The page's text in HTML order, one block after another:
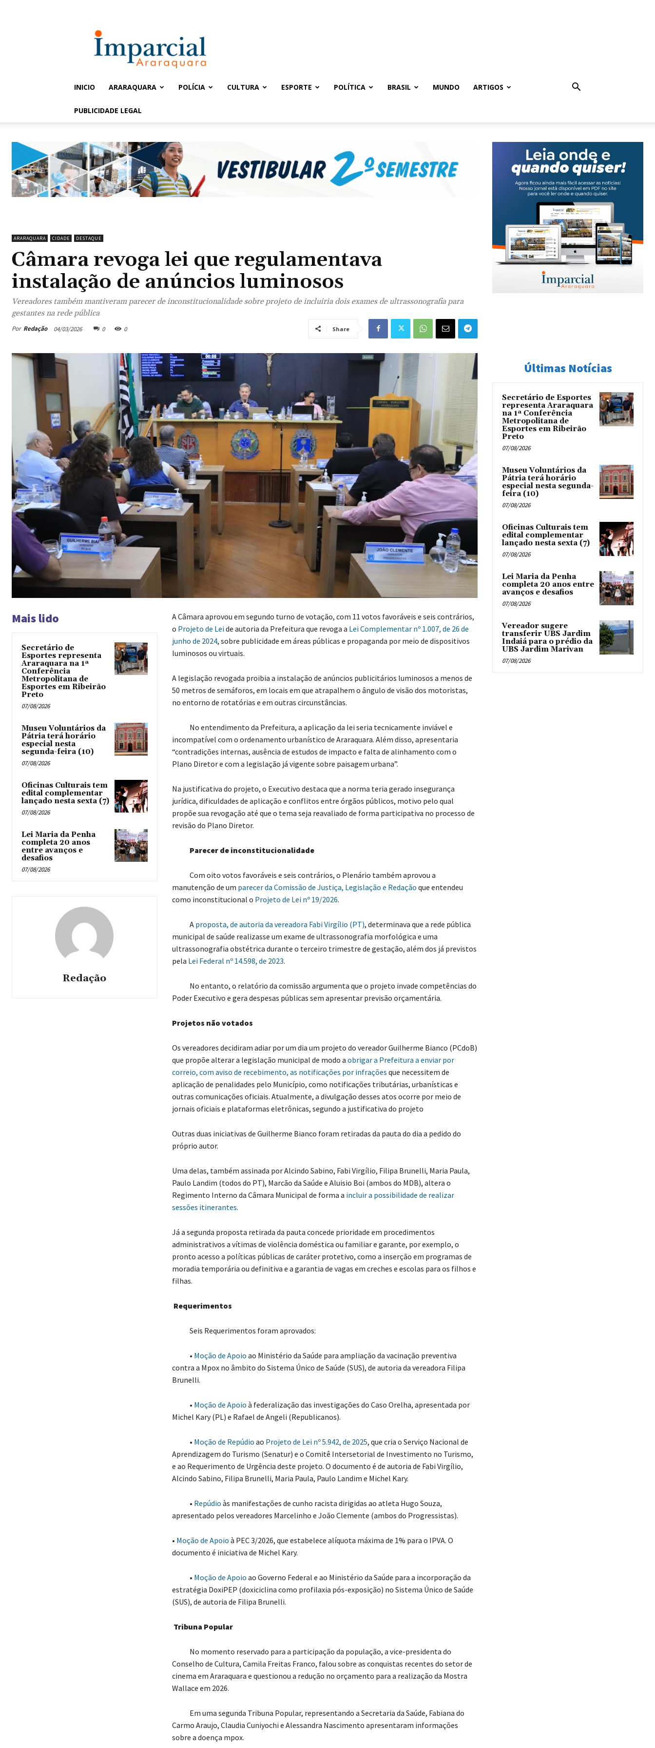
Imparcial
INICIO ARARAQUARA POLÍCIA CULTURA ESPORTE POLÍTICA BRASIL MUNDO ARTIGOS
PUBLICIDADE LEGAL
ARARAQUARA CIDADE DESTAQUE
Câmara revoga lei que regulamentava
instalação de anúncios luminosos
Vereadores também mantiveram parecer de inconstitucionalidade sobre projeto de incluiria dois exames de ultrassonografia para
gestantes na rede pública
Por Redação 04/03/2026 0 0 Share
Mais lido
Secretário de
Esportes representa
Araraquara na 1ª
Conferência
Metropolitana de
Esportes em Ribeirão
Preto
07/08/2026
Museu Voluntários da
Pátria terá horário
especial nesta
segunda-feira (10)
07/08/2026
Oficinas Culturais tem
edital complementar
lançado nesta sexta (7)
07/08/2026
Lei Maria da Penha
completa 20 anos
entre avanços e
desafios
07/08/2026
Redação
A Câmara aprovou em segundo turno de votação, com 11 votos favoráveis e seis contrários,
o Projeto de Lei de autoria da Prefeitura que revoga a Lei Complementar nº 1.007, de 26 de
junho de 2024, sobre publicidade em áreas públicas e propaganda por meio de dispositivos
luminosos ou virtuais.
A legislação revogada proibia a instalação de anúncios publicitários luminosos a menos de
50 metros de semáforos, em locais em que atrapalhem o ângulo de visão dos motoristas,
no entorno de rotatórias e em outras circunstâncias.
No entendimento da Prefeitura, a aplicação da lei seria tecnicamente inviável e
incompatível com o ordenamento urbanístico de Araraquara. Além disso, apresentaria
“contradições internas, ausência de estudos de impacto e falta de alinhamento com o
Plano Diretor e com a legislação já vigente sobre paisagem urbana”.
Na justificativa do projeto, o Executivo destaca que a norma teria gerado insegurança
jurídica, dificuldades de aplicação e conflitos entre órgãos públicos, motivo pelo qual
propõe sua revogação até que o tema seja reavaliado de forma participativa no processo de
revisão do Plano Diretor.
Parecer de inconstitucionalidade
Com oito votos favoráveis e seis contrários, o Plenário também aprovou a
manutenção de um parecer da Comissão de Justiça, Legislação e Redação que entendeu
como inconstitucional o Projeto de Lei nº 19/2026.
A proposta, de autoria da vereadora Fabi Virgílio (PT), determinava que a rede pública
municipal de saúde realizasse um exame de ultrassonografia morfológica e uma
ultrassonografia obstétrica durante o terceiro trimestre de gestação, além dos já previstos
pela Lei Federal nº 14.598, de 2023.
No entanto, o relatório da comissão argumenta que o projeto invade competências do
Poder Executivo e gera despesas públicas sem apresentar previsão orçamentária.
Projetos não votados
Os vereadores decidiram adiar por um dia um projeto do vereador Guilherme Bianco (PCdoB)
que propõe alterar a legislação municipal de modo a obrigar a Prefeitura a enviar por
correio, com aviso de recebimento, as notificações por infrações que necessitem de
aplicação de penalidades pelo Município, como notificações tributárias, urbanísticas e
outras comunicações oficiais. Atualmente, a divulgação desses atos ocorre por meio de
jornais oficiais e plataformas eletrônicas, segundo a justificativa do projeto
Outras duas iniciativas de Guilherme Bianco foram retiradas da pauta do dia a pedido do
próprio autor.
Uma delas, também assinada por Alcindo Sabino, Fabi Virgílio, Filipa Brunelli, Maria Paula,
Paulo Landim (todos do PT), Marcão da Saúde e Aluisio Boi (ambos do MDB), altera o
Regimento Interno da Câmara Municipal de forma a incluir a possibilidade de realizar
sessões itinerantes.
Já a segunda proposta retirada da pauta concede prioridade em procedimentos
administrativos a vítimas de violência doméstica ou familiar e garante, por exemplo, o
pronto acesso a políticas públicas de caráter protetivo, como a inserção em programas de
moradia temporária ou definitiva e a garantia de vagas em creches e escolas para os filhos e
filhas.
Requerimentos
Seis Requerimentos foram aprovados:
• Moção de Apoio ao Ministério da Saúde para ampliação da vacinação preventiva
contra a Mpox no âmbito do Sistema Único de Saúde (SUS), de autoria da vereadora Filipa
Brunelli.
• Moção de Apoio à federalização das investigações do Caso Orelha, apresentada por
Michel Kary (PL) e Rafael de Angeli (Republicanos).
• Moção de Repúdio ao Projeto de Lei nº 5.942, de 2025, que cria o Serviço Nacional de
Aprendizagem do Turismo (Senatur) e o Comitê Intersetorial de Investimento no Turismo,
e ao Requerimento de Urgência deste projeto. O documento é de autoria de Fabi Virgílio,
Alcindo Sabino, Filipa Brunelli, Maria Paula, Paulo Landim e Michel Kary.
• Repúdio às manifestações de cunho racista dirigidas ao atleta Hugo Souza,
apresentado pelos vereadores Marcelinho e João Clemente (ambos do Progressistas).
• Moção de Apoio à PEC 3/2026, que estabelece alíquota máxima de 1% para o IPVA. O
documento é iniciativa de Michel Kary.
• Moção de Apoio ao Governo Federal e ao Ministério da Saúde para a incorporação da
estratégia DoxiPEP (doxiciclina como profilaxia pós-exposição) no Sistema Único de Saúde
(SUS), de autoria de Filipa Brunelli.
Tribuna Popular
No momento reservado para a participação da população, a vice-presidenta do
Conselho de Cultura, Camila Freitas Franco, falou sobre as conquistas recentes do setor de
cinema em Araraquara e questionou a redução no orçamento para a realização da Mostra
Wallace em 2026.
Em uma segunda Tribuna Popular, representando a Secretaria da Saúde, Fabiana do
Carmo Araujo, Claudia Cuniyochi e Alessandra Nascimento apresentaram informações
sobre a doença mpox.
Últimas Notícias
Secretário de Esportes
representa Araraquara
na 1ª Conferência
Metropolitana de
Esportes em Ribeirão
Preto
07/08/2026
Museu Voluntários da
Pátria terá horário
especial nesta segunda-
feira (10)
07/08/2026
Oficinas Culturais tem
edital complementar
lançado nesta sexta (7)
07/08/2026
Lei Maria da Penha
completa 20 anos entre
avanços e desafios
07/08/2026
Vereador sugere
transferir UBS Jardim
Indaiá para o prédio da
UBS Jardim Marivan
07/08/2026